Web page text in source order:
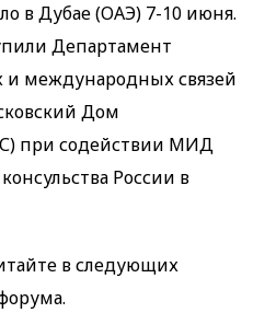
в Дубае (ОАЭ) 7-10 июня.
Департамент
международных связей
Дом
при содействии МИД
России в
в следующих